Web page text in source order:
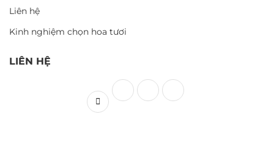
Liên hệ
Kinh nghiệm chọn hoa tươi
LIÊN HỆ